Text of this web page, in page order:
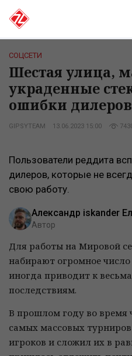
СОЦСЕТИ
Шестая улица,
украденные
ошибки дилеров
GIPSYTEAM 13.06.2023 15:00
Пользователи реддита
дилеров, которые не
свою работу.
Александр iskander
Автор
Для работы на Мировой
набирают огромное
иногда приводит к
последствиям.
В прошлом году во время
самых массовых
игроков и сложил их в